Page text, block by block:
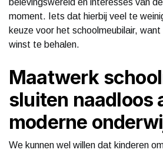
moment. Iets dat hierbij veel te
keuze voor het schoolmeubilair,
winst te behalen.
Maatwerk
sluiten naadloos
moderne
We kunnen wel willen dat kinderen